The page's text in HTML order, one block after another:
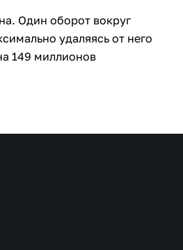
Один оборот вокруг
удаляясь от него
149 миллионов